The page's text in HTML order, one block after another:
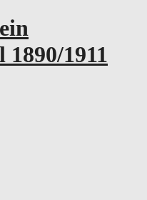
1890/1911